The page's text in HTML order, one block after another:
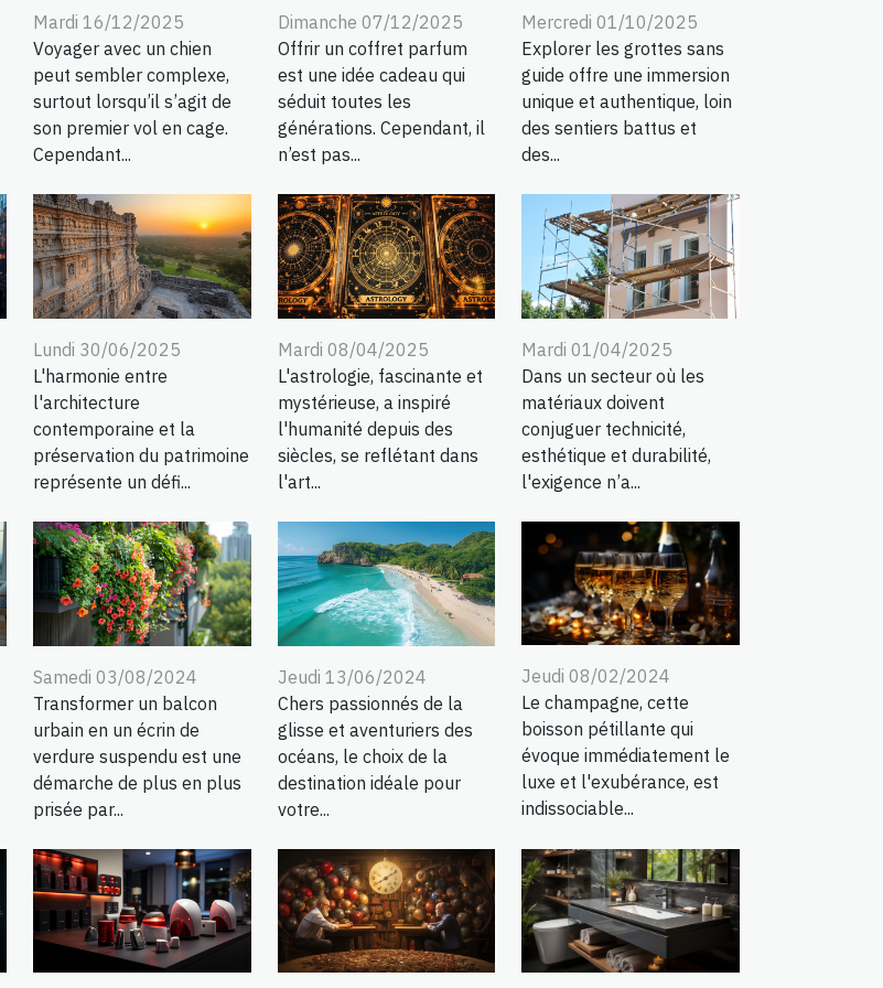
Mardi 16/12/2025
Voyager avec un chien
peut sembler complexe,
surtout lorsqu’il s’agit de
son premier vol en cage.
Cependant...
Dimanche 07/12/2025
Offrir un coffret parfum
est une idée cadeau qui
séduit toutes les
générations. Cependant, il
n’est pas...
Mercredi 01/10/2025
Explorer les grottes sans
guide offre une immersion
unique et authentique, loin
des sentiers battus et
des...
Lundi 30/06/2025
L'harmonie entre
l'architecture
contemporaine et la
préservation du patrimoine
représente un défi...
Mardi 08/04/2025
L'astrologie, fascinante et
mystérieuse, a inspiré
l'humanité depuis des
siècles, se reflétant dans
l'art...
Mardi 01/04/2025
Dans un secteur où les
matériaux doivent
conjuguer technicité,
esthétique et durabilité,
l'exigence n’a...
Samedi 03/08/2024
Transformer un balcon
urbain en un écrin de
verdure suspendu est une
démarche de plus en plus
prisée par...
Jeudi 13/06/2024
Chers passionnés de la
glisse et aventuriers des
océans, le choix de la
destination idéale pour
votre...
Jeudi 08/02/2024
Le champagne, cette
boisson pétillante qui
évoque immédiatement le
luxe et l'exubérance, est
indissociable...